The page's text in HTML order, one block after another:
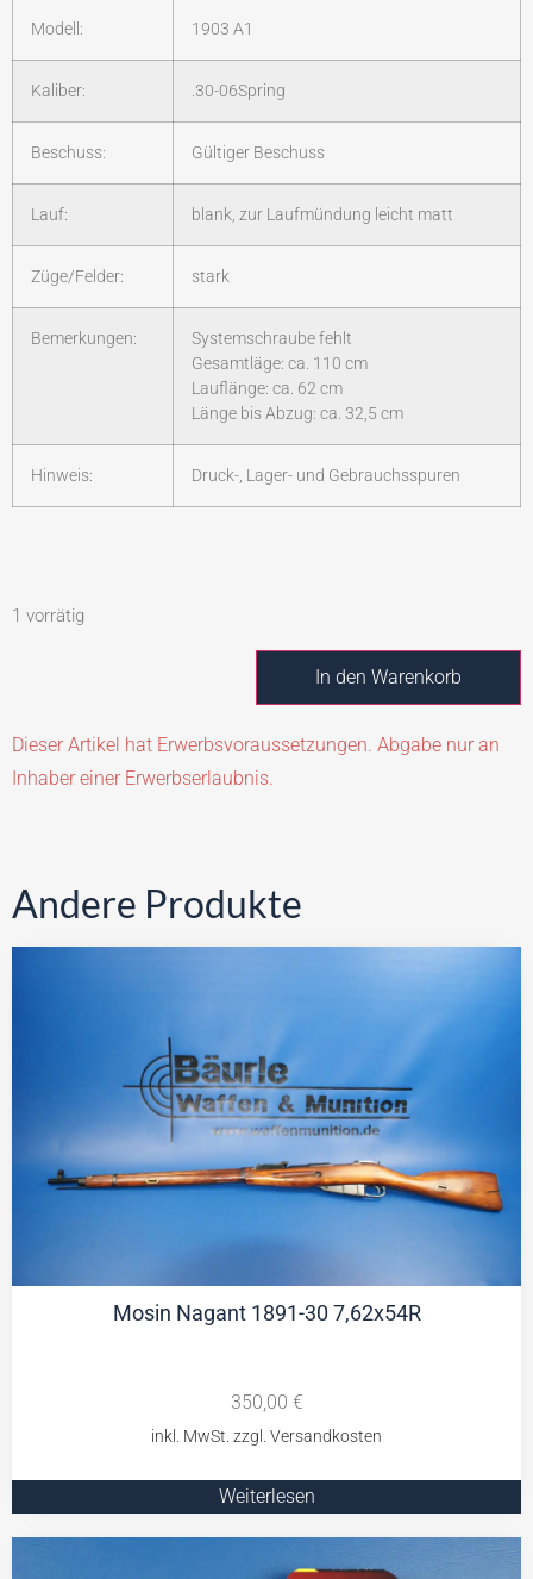
Modell: 1903 A1
Kaliber: .30-06Spring
Beschuss: Gültiger Beschuss
Lauf: blank, zur Laufmündung leicht matt
Züge/Felder: stark
Bemerkungen:
Systemschraube fehlt
Gesamtläge: ca. 110 cm
Lauflänge: ca. 62 cm
Länge bis Abzug: ca. 32,5 cm
Hinweis: Druck-, Lager- und Gebrauchsspuren
1 vorrätig
In den Warenkorb
Dieser Artikel hat Erwerbsvoraussetzungen. Abgabe nur an
Inhaber einer Erwerbserlaubnis.
Andere Produkte
Mosin Nagant 1891-30 7,62x54R
350,00 €
Weiterlesen